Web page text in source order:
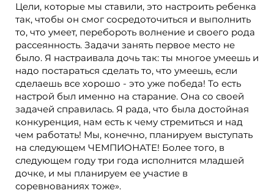
Цели, которые мы ставили, это настроить ребенка
так, чтобы он смог сосредоточиться и выполнить
то, что умеет, перебороть волнение и своего рода
рассеянность. Задачи занять первое место не
было. Я настраивала дочь так: ты многое умеешь и
надо постараться сделать то, что умеешь, если
сделаешь все хорошо - это уже победа! То есть
настрой был именно на старание. Она со своей
задачей справилась. Я рада, что была достойная
конкуренция, нам есть к чему стремиться и над
чем работать! Мы, конечно, планируем выступать
на следующем ЧЕМПИОНАТЕ! Более того, в
следующем году три года исполнится младшей
дочке, и мы планируем ее участие в
соревнованиях тоже».